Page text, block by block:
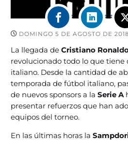
DOMINGO 5 DE AGOSTO DE 2018
La llegada deCristiano
revolucionado todo lo que tiene
italiano. Desde la cantidad de
temporada de fútbol italiano,
de nuevos sponsors a laSerie A
presentar refuerzos que han
equipos del torneo.
En las últimas horas la